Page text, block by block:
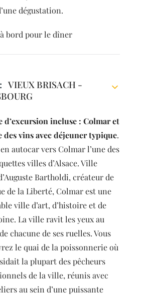
dégustation.
bord pour le dîner
VIEUX BRISACH -
d’excursion incluse : Colmar et
des vins avec déjeuner typique.
autocar vers Colmar l’une des
villes d’Alsace. Ville
Bartholdi, créateur de
de la Liberté, Colmar est une
ville d’art, d’histoire et de
La ville ravit les yeux au
chacune de ses ruelles. Vous
le quai de la poissonnerie où
la plupart des pêcheurs
de la ville, réunis avec
au sein d’une puissante